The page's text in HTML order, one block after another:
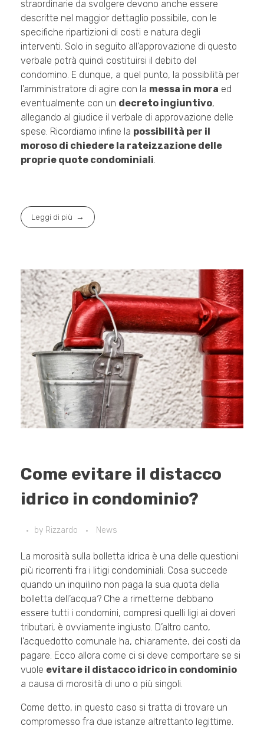
straordinarie da svolgere devono anche essere
descritte nel maggior dettaglio possibile, con le
specifiche ripartizioni di costi e natura degli
interventi. Solo in seguito all’approvazione di questo
verbale potrà quindi costituirsi il debito del
condomino. E dunque, a quel punto, la possibilità per
l’amministratore di agire con la messa in mora ed
eventualmente con un decreto ingiuntivo,
allegando al giudice il verbale di approvazione delle
spese. Ricordiamo infine la possibilità per il
moroso di chiedere la rateizzazione delle
proprie quote condominiali.
Leggi di più
Come evitare il distacco
idrico in condominio?
by Rizzardo News
La morosità sulla bolletta idrica è una delle questioni
più ricorrenti fra i litigi condominiali. Cosa succede
quando un inquilino non paga la sua quota della
bolletta dell’acqua? Che a rimetterne debbano
essere tutti i condomini, compresi quelli ligi ai doveri
tributari, è ovviamente ingiusto. D’altro canto,
l’acquedotto comunale ha, chiaramente, dei costi da
pagare. Ecco allora come ci si deve comportare se si
vuole evitare il distacco idrico in condominio
a causa di morosità di uno o più singoli.
Come detto, in questo caso si tratta di trovare un
compromesso fra due istanze altrettanto legittime.